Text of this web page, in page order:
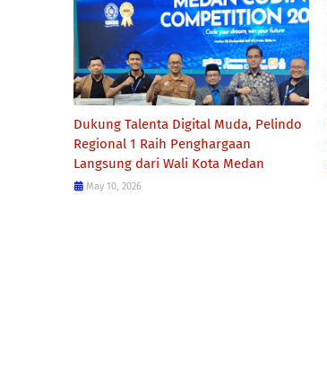
Dukung Talenta Digital Muda, Pelindo
Regional 1 Raih Penghargaan
Langsung dari Wali Kota Medan
May 10, 2026